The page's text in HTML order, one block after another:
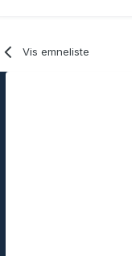
Vis emneliste